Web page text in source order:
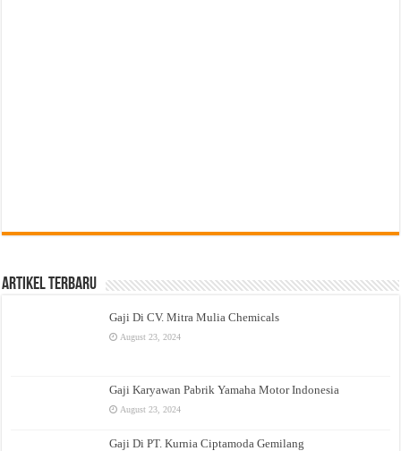
Artikel Terbaru
Gaji Di CV. Mitra Mulia Chemicals
August 23, 2024
Gaji Karyawan Pabrik Yamaha Motor Indonesia
August 23, 2024
Gaji Di PT. Kurnia Ciptamoda Gemilang